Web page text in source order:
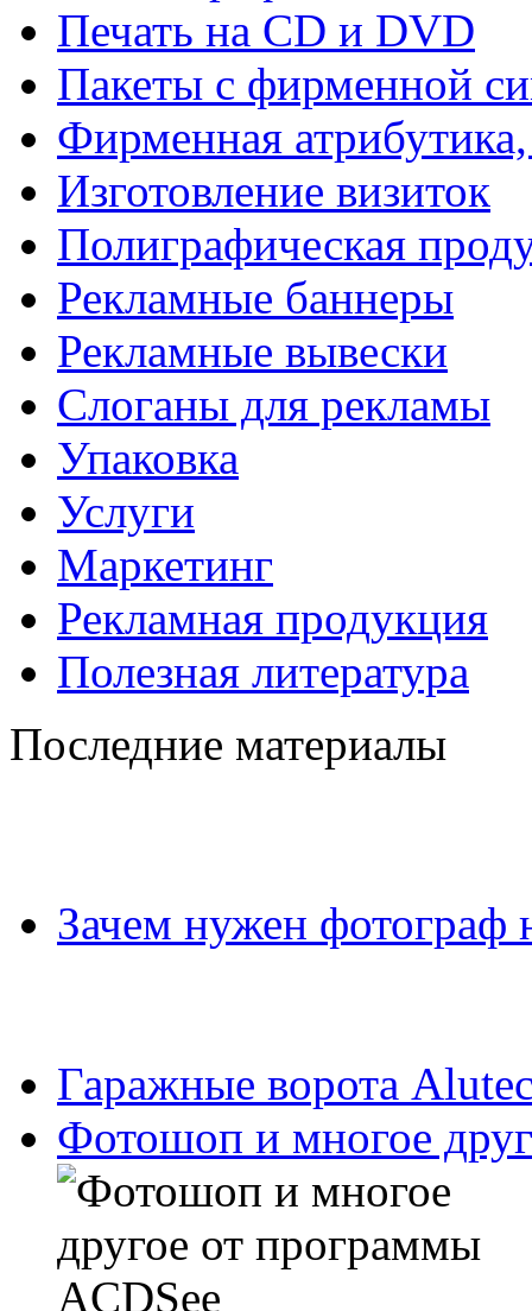
Печать на СD и DVD
Пакеты с фирменной
Фирменная
Изготовление визиток
Полиграфическая
Рекламные баннеры
Рекламные вывески
Слоганы для рекламы
Упаковка
Услуги
Маркетинг
Рекламная продукция
Полезная литература
Последние материалы
Зачем нужен фотограф
Гаражные ворота
Фотошоп и многое